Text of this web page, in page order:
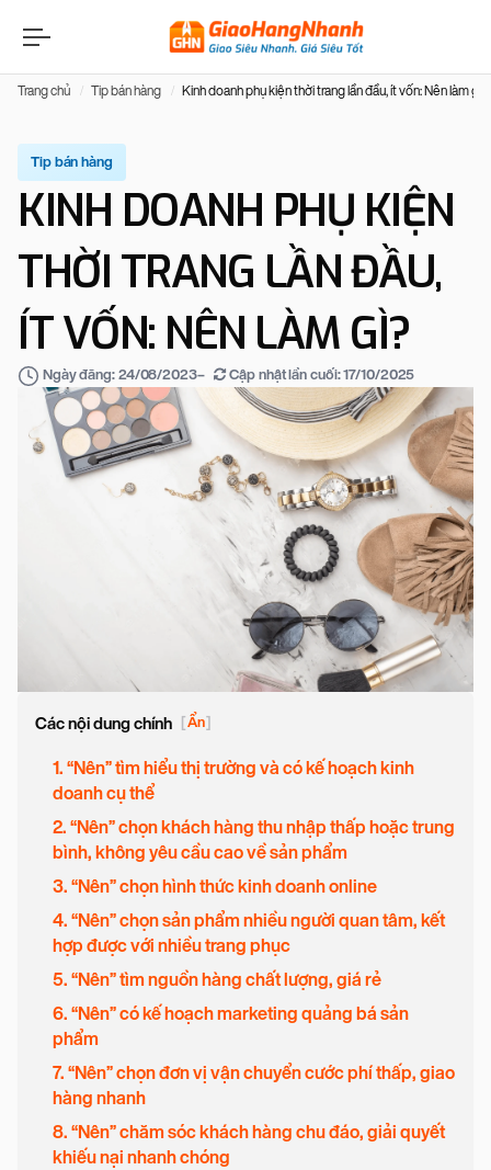
Trang chủ Tip bán hàng Kinh doanh phụ kiện thời trang lần đầu, ít vốn: Nên làm gì?
Tip bán hàng
KINH DOANH PHỤ KIỆN
THỜI TRANG LẦN ĐẦU,
ÍT VỐN: NÊN LÀM GÌ?
Ngày đăng: 24/08/2023– Cập nhật lần cuối:17/10/2025
Các nội dung chính [Ẩn]
1. “Nên” tìm hiểu thị trường và có kế hoạch kinh
doanh cụ thể
2. “Nên” chọn khách hàng thu nhập thấp hoặc trung
bình, không yêu cầu cao về sản phẩm
3. “Nên” chọn hình thức kinh doanh online
4. “Nên” chọn sản phẩm nhiều người quan tâm, kết
hợp được với nhiều trang phục
5. “Nên” tìm nguồn hàng chất lượng, giá rẻ
6. “Nên” có kế hoạch marketing quảng bá sản
phẩm
7. “Nên” chọn đơn vị vận chuyển cước phí thấp, giao
hàng nhanh
8. “Nên” chăm sóc khách hàng chu đáo, giải quyết
khiếu nại nhanh chóng